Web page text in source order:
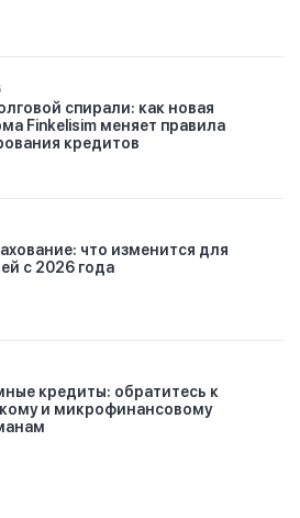
спирали: как новая
Finkelisim меняет правила
кредитов
что изменится для
с 2026 года
кредиты: обратитесь к
и микрофинансовому